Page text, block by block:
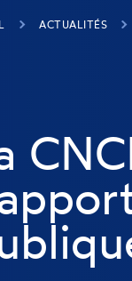
ACTUALITÉS